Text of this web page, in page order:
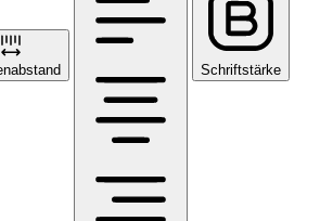
Schriftstärke